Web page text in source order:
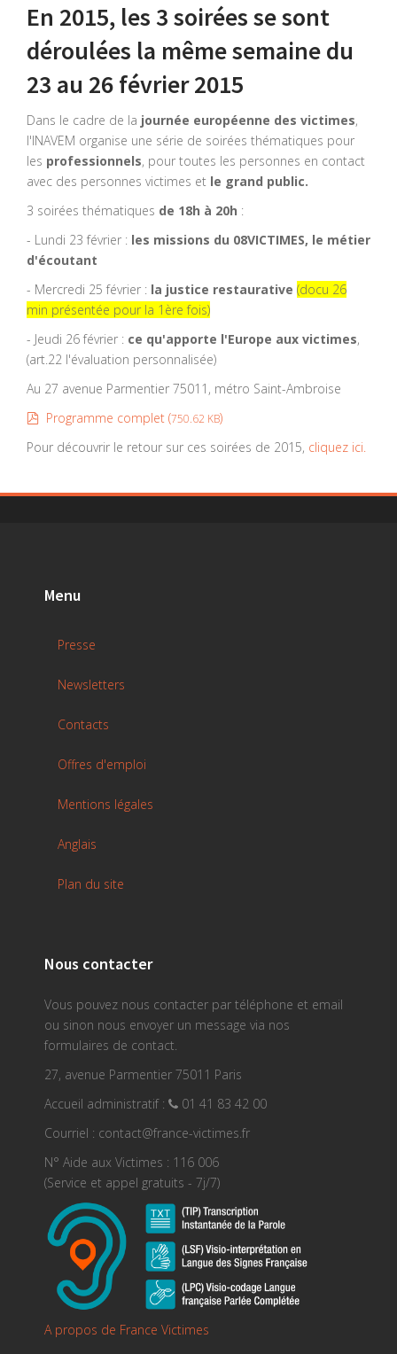
En 2015, les 3 soirées se sont
déroulées la même semaine du
23 au 26 février 2015
Dans le cadre de la journée européenne des victimes,
l'INAVEM organise une série de soirées thématiques pour
les professionnels, pour toutes les personnes en contact
avec des personnes victimes et le grand public.
3 soirées thématiques de 18h à 20h :
- Lundi 23 février : les missions du 08VICTIMES, le métier
d'écoutant
- Mercredi 25 février : la justice restaurative (docu 26
min présentée pour la 1ère fois)
- Jeudi 26 février : ce qu'apporte l'Europe aux victimes,
(art.22 l'évaluation personnalisée)
Au 27 avenue Parmentier 75011, métro Saint-Ambroise
pdf
Programme complet (750.62 KB)
Pour découvrir le retour sur ces soirées de 2015, cliquez ici.
Menu
Presse
Newsletters
Contacts
Offres d'emploi
Mentions légales
Anglais
Plan du site
Nous contacter
Vous pouvez nous contacter par téléphone et email
ou sinon nous envoyer un message via nos
formulaires de contact.
27, avenue Parmentier 75011 Paris
Accueil administratif :
01 41 83 42 00
Courriel : contact@france-victimes.fr
N° Aide aux Victimes : 116 006
(Service et appel gratuits - 7j/7)
A propos de France Victimes